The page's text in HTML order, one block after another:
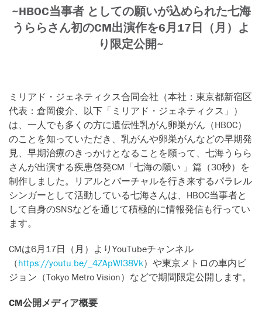
~HBOC当事者 としての願いが込められた七海
うららさん初のCM出演作を6月17日（月）よ
り限定公開~
ミリアド・ジェネティクス合同会社（本社：東京都新宿区
代表：倉岡俊介、以下「ミリアド・ジェネティクス」）
は、一人でも多くの方に遺伝性乳がん卵巣がん（HBOC）
のことを知っていただき、乳がんや卵巣がんなどの早期発
見、早期治療のきっかけとなることを願って、七海うらら
さんが出演する疾患啓発CM「七海の願い 」篇（30秒）を
制作しました。リアルとバーチャルを行き来するパラレル
シンガーとして活動している七海さんは、HBOC当事者と
して自身のSNSなどを通じて積極的に情報発信も行ってい
ます。
CMは6月17日（月）よりYouTubeチャンネル
（https://youtu.be/_4ZApWl38Vk）や東京メトロの車内ビ
ジョン（Tokyo Metro Vision）などで期間限定公開します。
CM公開メディア概要